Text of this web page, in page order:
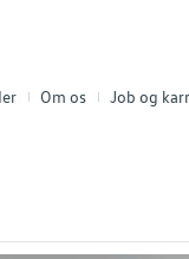
Om os Job og